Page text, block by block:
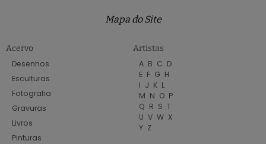
Mapa do Site
Acervo
Desenhos
Esculturas
Fotografia
Gravuras
Livros
Pinturas
Artistas
A B C D
E F G H
I J K L
M N O P
Q R S T
U V W X
Y Z